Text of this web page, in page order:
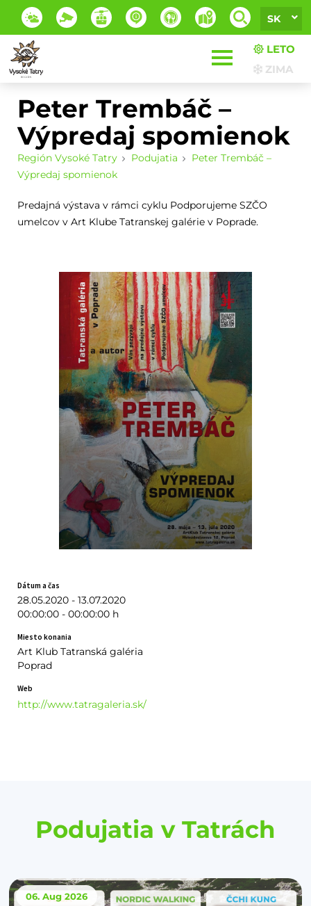
SK
LETO
ZIMA
Peter Trembáč –
Výpredaj spomienok
Región Vysoké Tatry Podujatia
Peter Trembáč –
Výpredaj spomienok
Predajná výstava v rámci cyklu Podporujeme SZČO
umelcov v Art Klube Tatranskej galérie v Poprade.
Dátum a čas
28.05.2020 - 13.07.2020
00:00:00 - 00:00:00 h
Miesto konania
Art Klub Tatranská galéria
Poprad
Web
http://www.tatragaleria.sk/
Podujatia v Tatrách
06. Aug 2026